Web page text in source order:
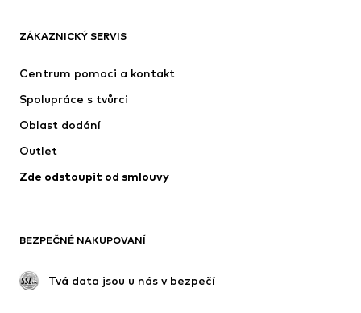
Nové
Trička & topy
Bundy
Spodní prádlo
Kabáty
Plavky
Příležitosti
Upcyklace
ZÁKAZNICKÝ SERVIS
Centrum pomoci a kontakt
Spolupráce s tvůrci
Oblast dodání
Outlet
Zde odstoupit od smlouvy
BEZPEČNÉ NAKUPOVANÍ
Tvá data jsou u nás v bezpečí